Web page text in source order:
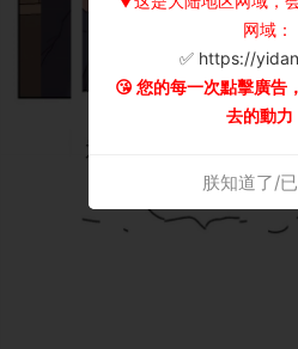
网域：
✅ https://
😘 您的每一次點擊廣告
去的動力
朕知道了/